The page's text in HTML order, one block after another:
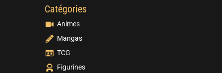
Catégories
Animes
Mangas
TCG
Figurines